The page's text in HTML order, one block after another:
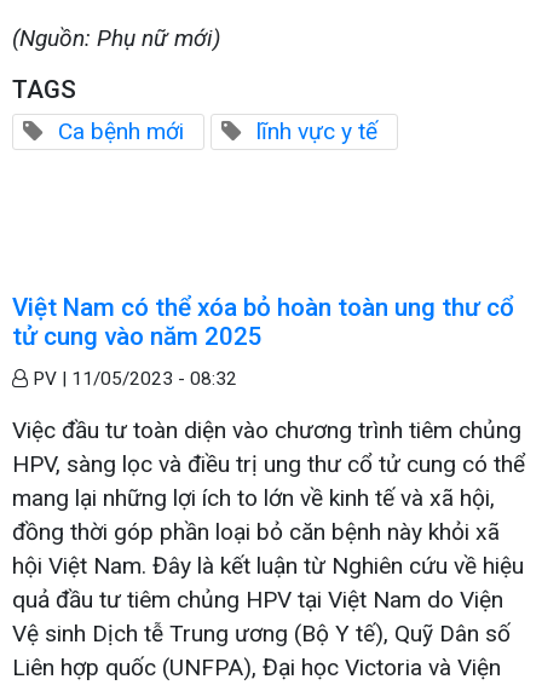
(Nguồn: Phụ nữ mới)
TAGS
Ca bệnh mới lĩnh vực y tế
Việt Nam có thể xóa bỏ hoàn toàn ung thư cổ
tử cung vào năm 2025
PV | 11/05/2023 - 08:32
Việc đầu tư toàn diện vào chương trình tiêm chủng
HPV, sàng lọc và điều trị ung thư cổ tử cung có thể
mang lại những lợi ích to lớn về kinh tế và xã hội,
đồng thời góp phần loại bỏ căn bệnh này khỏi xã
hội Việt Nam. Đây là kết luận từ Nghiên cứu về hiệu
quả đầu tư tiêm chủng HPV tại Việt Nam do Viện
Vệ sinh Dịch tễ Trung ương (Bộ Y tế), Quỹ Dân số
Liên hợp quốc (UNFPA), Đại học Victoria và Viện